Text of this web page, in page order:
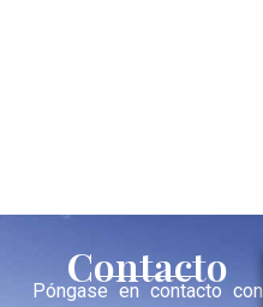
Contacto
Póngase en contacto con